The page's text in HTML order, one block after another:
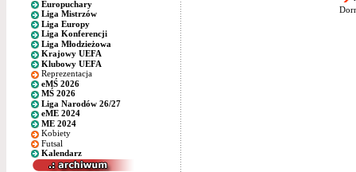
Europuchary
Liga Mistrzów
Liga Europy
Liga Konferencji
Liga Młodzieżowa
Krajowy UEFA
Klubowy UEFA
Reprezentacja
eMŚ 2026
MŚ 2026
Liga Narodów 26/27
eME 2024
ME 2024
Kobiety
Futsal
Kalendarz